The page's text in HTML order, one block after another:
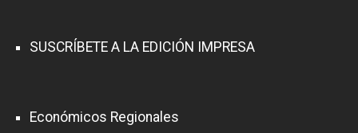
SUSCRÍBETE A LA EDICIÓN IMPRESA
Económicos Regionales